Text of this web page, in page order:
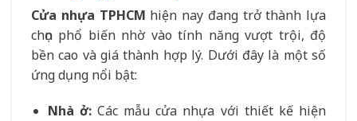
Cửa nhựa TPHCM hiện nay đang trở thành lựa
chọn phổ biến nhờ vào tính năng vượt trội, độ
bền cao và giá thành hợp lý. Dưới đây là một số
ứng dụng nổi bật:
Nhà ở:Các mẫu cửa nhựa với thiết kế hiện